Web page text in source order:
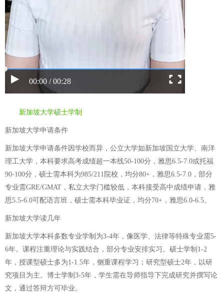
00:00 / 00:28
新加坡大学硕士学制
新加坡大学申请条件
新加坡大学申请条件因学校而异，公立大学如新加坡国立大学、南洋
理工大学，本科要求高考成绩超一本线50-100分，雅思6.5-7.0或托福
90-100分，硕士需本科为985/211院校，均分80+，雅思6.5-7.0，部分
专业需GRE/GMAT，私立大学门槛较低，本科接受高中成绩申请，雅
思5.5-6.0可配语言班，硕士需本科毕业证，均分70+，雅思6.0-6.5。
新加坡大学读几年
新加坡大学本科多数专业学制为3-4年，像医学、法律等特殊专业需5-
6年。课程注重理论与实践结合，部分专业安排实习。硕士学制1-2
年，授课型硕士多为1-1.5年，侧重课程学习；研究型硕士2年，以研
究项目为主。博士学制3-5年，学生需在导师指导下完成研究并撰写论
文，通过答辩方可毕业。